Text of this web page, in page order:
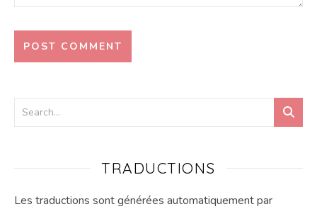
TRADUCTIONS
Les traductions sont générées automatiquement par